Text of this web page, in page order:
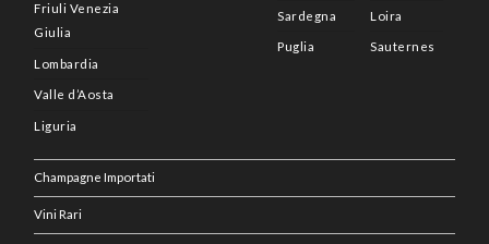
Friuli Venezia
Giulia
Lombardia
Valle d’Aosta
Liguria
Sardegna
Puglia
Loira
Sauternes
Champagne Importati
Vini Rari